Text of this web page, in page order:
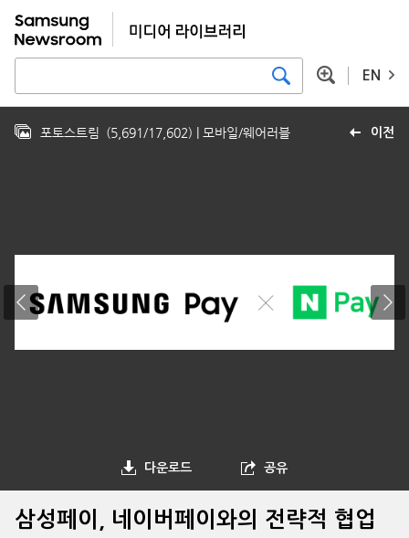
EN
이전
포토스트림 (5,691/17,602) | 모바일/웨어러블
다운로드 공유
삼성페이, 네이버페이와의 전략적 협업